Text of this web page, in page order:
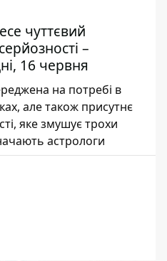
чуттєвий
–
16 червня
на потребі в
але також присутнє
яке змушує трохи
астрологи